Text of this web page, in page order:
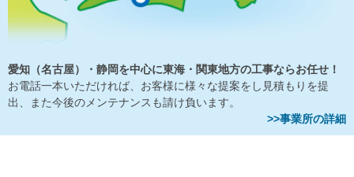
愛知（名古屋）・静岡を中心に東海・関東地方の工事ならお任せ！
お電話一本いただければ、お客様に様々な提案をし見積もりを提
出、また今後のメンテナンスも請け負います。
>>事業所の詳細